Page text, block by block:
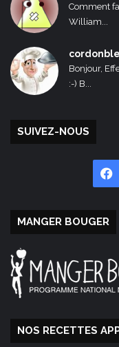
Comment
William...
Bonjour,
:-) B...
SUIVEZ-NOUS
MANGER BOUGER
NOS RECETTES